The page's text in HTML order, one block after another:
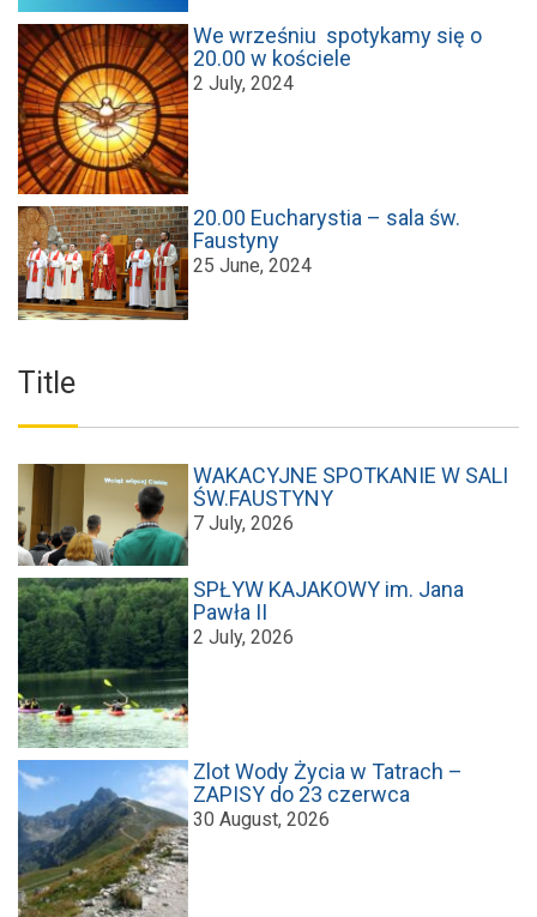
We wrześniu spotykamy się o
20.00 w kościele
2 July, 2024
20.00 Eucharystia – sala św.
Faustyny
25 June, 2024
Title
WAKACYJNE SPOTKANIE W SALI
ŚW.FAUSTYNY
7 July, 2026
SPŁYW KAJAKOWY im. Jana
Pawła II
2 July, 2026
Zlot Wody Życia w Tatrach –
ZAPISY do 23 czerwca
30 August, 2026